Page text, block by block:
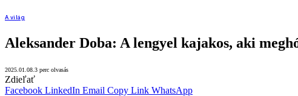
A világ
Aleksander Doba: A lengyel kajakos, aki
2025.01.08. 3 perc olvasás
Zdieľať
Facebook LinkedIn Email Copy Link WhatsApp